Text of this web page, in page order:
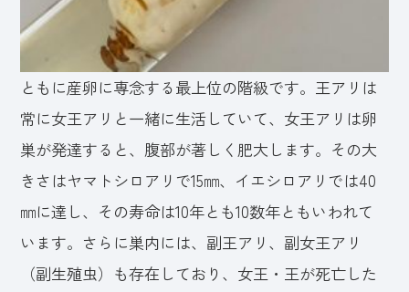
ともに産卵に専念する最上位の階級です。王アリは
常に女王アリと一緒に生活していて、女王アリは卵
巣が発達すると、腹部が著しく肥大します。その大
きさはヤマトシロアリで15㎜、イエシロアリでは40
㎜に達し、その寿命は10年とも10数年ともいわれて
います。さらに巣内には、副王アリ、副女王アリ
（副生殖虫）も存在しており、女王・王が死亡した